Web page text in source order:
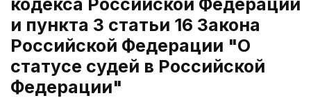
кодекса Российской Федерации
и пункта 3 статьи 16 Закона
Российской Федерации "О
статусе судей в Российской
Федерации"